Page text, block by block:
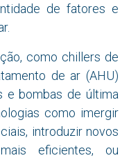
de fatores e
como chillers de
de ar (AHU)
e bombas de última
como imergir
introduzir novos
eficientes, ou